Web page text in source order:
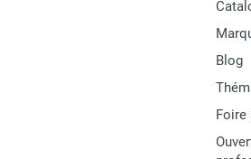
Blog
Foire